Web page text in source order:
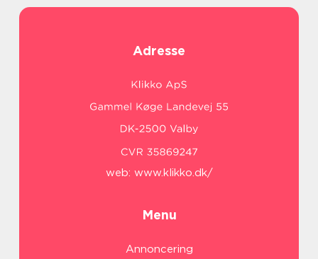
Adresse
web: www.klikko.dk/
Menu
Annoncering